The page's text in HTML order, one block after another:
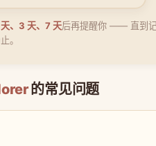
天、3 天、7 天后再提醒你 —— 直到
。
的常见问题